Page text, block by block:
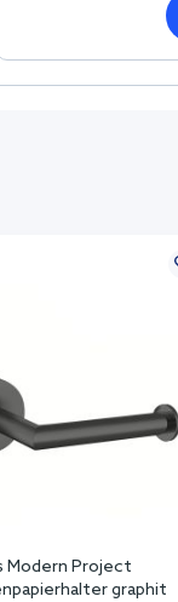
Modern Project
graphit